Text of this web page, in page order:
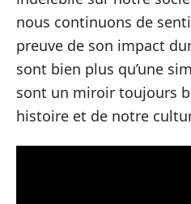
nous continuons de
preuve de son impact
sont bien plus qu’une
sont un miroir toujours
histoire et de notre